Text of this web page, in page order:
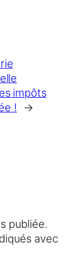
impôts
!
→
publiée.
avec